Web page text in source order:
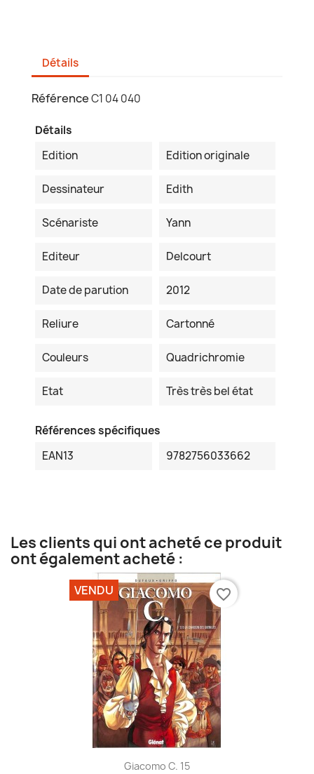
Détails
RéférenceC1 04 040
Détails
Edition
Edition originale
Dessinateur Edith
Scénariste Yann
Editeur Delcourt
Date de parution 2012
Reliure Cartonné
Couleurs Quadrichromie
Etat Très très bel état
Références spécifiques
EAN13
9782756033662
Les clients qui ont acheté ce produit
ont également acheté :
Giacomo C. 15
VENDU favorite_border